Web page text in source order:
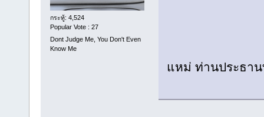
กระทู้: 4,524
Popular Vote : 27
Dont Judge Me, You Don't Even
Know Me
แหม่ ท่านประธา